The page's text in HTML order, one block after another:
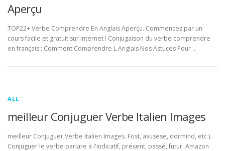
Aperçu
TOP22+ Verbe Comprendre En Anglais Aperçu. Commencez par un
cours facile et gratuit sur internet ! Conjugaison du verbe comprendre
en français : Comment Comprendre L Anglais Nos Astuces Pour …
ALL
meilleur Conjuguer Verbe Italien Images
meilleur Conjuguer Verbe Italien Images. Fost, avusese, dormind, etc ).
Conjuguer le verbe parlare à l'indicatif, présent, passé, futur. Amazon